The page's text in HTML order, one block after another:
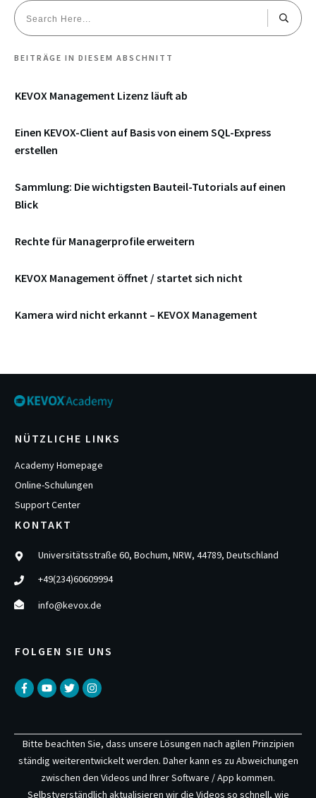
BEITRÄGE IN DIESEM ABSCHNITT
KEVOX Management Lizenz läuft ab
Einen KEVOX-Client auf Basis von einem SQL-Express
erstellen
Sammlung: Die wichtigsten Bauteil-Tutorials auf einen
Blick
Rechte für Managerprofile erweitern
KEVOX Management öffnet / startet sich nicht
Kamera wird nicht erkannt – KEVOX Management
NÜTZLICHE LINKS
Academy Homepage
Online-Schulungen
Support Center
KONTAKT
Universitätsstraße 60, Bochum, NRW, 44789, Deutschland
+49(234)60609994
info@kevox.de
FOLGEN SIE UNS
Bitte beachten Sie, dass unsere Lösungen nach agilen Prinzipien
ständig weiterentwickelt werden. Daher kann es zu Abweichungen
zwischen den Videos und Ihrer Software / App kommen.
Selbstverständlich aktualisieren wir die Videos so schnell, wie